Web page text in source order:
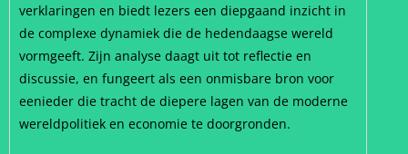
verklaringen en biedt lezers een diepgaand inzicht in
de complexe dynamiek die de hedendaagse wereld
vormgeeft. Zijn analyse daagt uit tot reflectie en
discussie, en fungeert als een onmisbare bron voor
eenieder die tracht de diepere lagen van de moderne
wereldpolitiek en economie te doorgronden.